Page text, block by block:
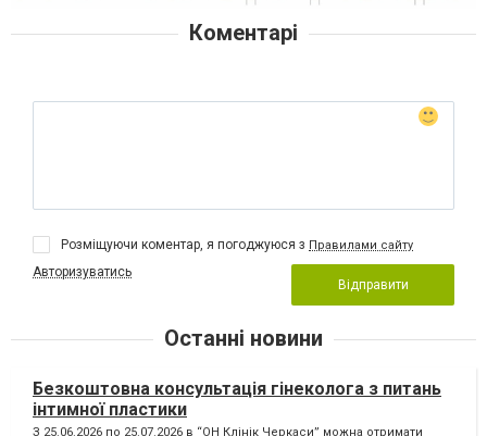
Коментарі
Розміщуючи коментар, я погоджуюся з Правилами сайту
Авторизуватись
Відправити
Останні новини
Безкоштовна консультація гінеколога з питань
інтимної пластики
З 25.06.2026 по 25.07.2026 в “ОН Клінік Черкаси” можна отримати